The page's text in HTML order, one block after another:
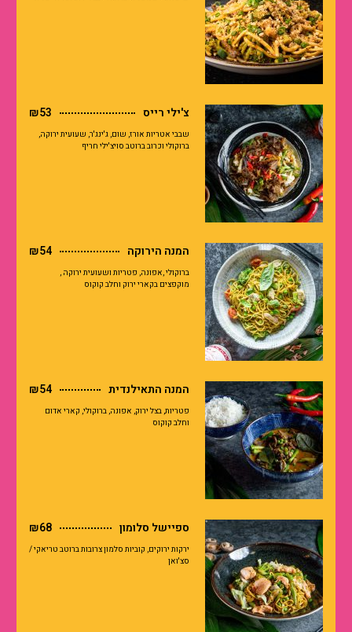
צ'ילי רייס ₪53
שבבי אטריות אורז, שום, ג'ינג'ר, שעועית ירוקה,
ברוקולי וכרוב ברוטב סויצ'ילי חריף
המנה הירוקה ₪54
ברוקולי ,אפונה, פטריות ושעועית ירוקה ,
מוקפצים בקארי ירוק וחלב קוקוס
המנה התאילנדית ₪54
פטריות, בצל ירוק, אפונה, ברוקולי, קארי אדום
וחלב קוקוס
ספיישל סלומון ₪68
ירקות ירוקים, קוביות סלמון צרובות ברוטב טריאקי /
סצ'ואן